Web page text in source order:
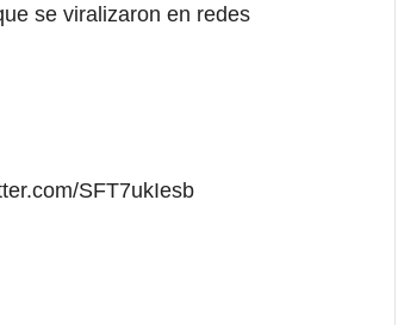
se viralizaron en redes
SFT7ukIesb